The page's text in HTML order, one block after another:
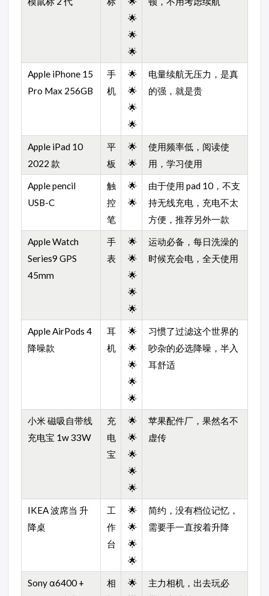
🌟
🌟
🌟
Apple iPhone 15
Pro Max 256GB
手
机
🌟
🌟
🌟
🌟
电量续航无压力，是真
的强，就是贵
Apple iPad 10
2022 款
平
板
🌟
🌟
使用频率低，阅读使
用，学习使用
Apple pencil
USB-C
触
控
笔
🌟
🌟
由于使用 pad 10，不支
持无线充电，充电不太
方便，推荐另外一款
Apple Watch
Series9 GPS
45mm
手
表
🌟
🌟
🌟
🌟
🌟
运动必备，每日洗澡的
时候充会电，全天使用
Apple AirPods 4
降噪款
耳
机
🌟
🌟
🌟
🌟
🌟
习惯了过滤这个世界的
吵杂的必选降噪，半入
耳舒适
小米 磁吸自带线
充电宝 1w 33W
充
电
宝
🌟
🌟
🌟
🌟
🌟
苹果配件厂，果然名不
虚传
IKEA 波席当 升
降桌
工
作
台
🌟
🌟
🌟
🌟
简约，没有档位记忆，
需要手一直按着升降
Sony α6400 +
相
🌟
主力相机，出去玩必